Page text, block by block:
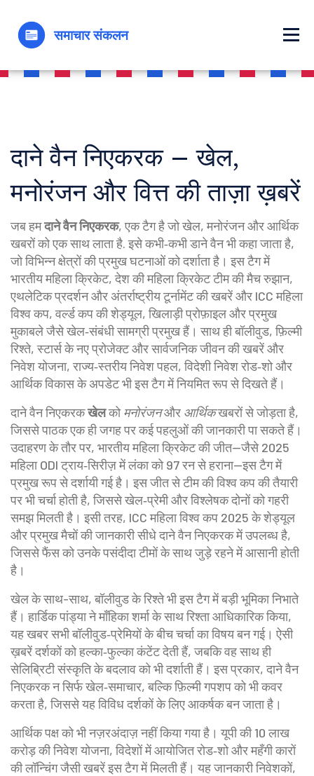
दाने वैन निएकरक – खेल,
मनोरंजन और वित्त की ताज़ा ख़बरें
जब हमदाने वैन निएकरक,एक टैग है जो खेल, मनोरंजन और आर्थिक
खबरों को एक साथ लाता है. इसे कभी‑कभीडाने वैनभी कहा जाता है,
जो विभिन्न क्षेत्रों की प्रमुख घटनाओं को दर्शाता है। इस टैग में
भारतीय महिला क्रिकेट,देश की महिला क्रिकेट टीम की मैच रुझान,
एथलेटिक प्रदर्शन और अंतर्राष्ट्रीय टूर्नामेंट की खबरेंऔर ICC महिला
विश्व कप,वर्ल्ड कप की शेड्यूल, खिलाड़ी प्रोफ़ाइल और प्रमुख
मुकाबलेजैसे खेल‑संबंधी सामग्री प्रमुख हैं। साथ हीबॉलीवुड,फ़िल्मी
रिश्ते, स्टार्स के नए प्रोजेक्ट और सार्वजनिक जीवन की खबरेंऔर
निवेश योजना,राज्य‑स्तरीय निवेश पहल, विदेशी निवेश रोड‑शो और
आर्थिक विकास के अपडेटभी इस टैग में नियमित रूप से दिखते हैं।
दाने वैन निएकरकखेलकोमनोरंजनऔर आर्थिकखबरों से जोड़ता है,
जिससे पाठक एक ही जगह पर कई पहलुओं की जानकारी पा सकते हैं।
उदाहरण के तौर पर, भारतीय महिला क्रिकेट की जीत—जैसे 2025
महिला ODI ट्राय‑सिरीज़ में लंका को 97 रन से हराना—इस टैग में
प्रमुख रूप से दर्शायी गई है। इस जीत से टीम की विश्व कप की तैयारी
पर भी चर्चा होती है, जिससे खेल‑प्रेमी और विश्लेषक दोनों को गहरी
समझ मिलती है। इसी तरह, ICC महिला विश्व कप 2025 के शेड्यूल
और प्रमुख मैचों की जानकारी सीधे दाने वैन निएकरक में उपलब्ध है,
जिससे फैंस को उनके पसंदीदा टीमों के साथ जुड़े रहने में आसानी होती
है।
खेल के साथ-साथ, बॉलीवुड के रिश्ते भी इस टैग में बड़ी भूमिका निभाते
हैं। हार्डिक पांड्या ने माँहिका शर्मा के साथ रिश्ता आधिकारिक किया,
यह खबर सभी बॉलीवुड‑प्रेमियों के बीच चर्चा का विषय बन गई। ऐसी
ख़बरें दर्शकों को हल्का‑फुल्का कंटेंट देती हैं, जबकि वह साथ ही
सेलिब्रिटी संस्कृति के बदलाव को भी दर्शाती हैं। इस प्रकार, दाने वैन
निएकरक न सिर्फ खेल‑समाचार, बल्कि फ़िल्मी गपशप को भी कवर
करता है, जिससे यह विविध दर्शकों के लिए आकर्षक बन जाता है।
आर्थिक पक्ष को भी नज़रअंदाज़ नहीं किया गया है। यूपी की 10 लाख
करोड़ की निवेश योजना, विदेशों में आयोजित रोड‑शो और महँगी कारों
की लॉन्चिंग जैसी खबरें इस टैग में मिलती हैं। यह जानकारी निवेशकों,